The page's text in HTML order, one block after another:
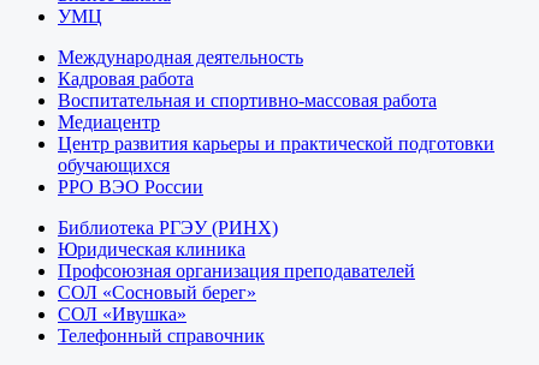
УМЦ
Международная деятельность
Кадровая работа
Воспитательная и спортивно-массовая работа
Медиацентр
Центр развития карьеры и практической подготовки
обучающихся
РРО ВЭО России
Библиотека РГЭУ (РИНХ)
Юридическая клиника
Профсоюзная организация преподавателей
СОЛ «Сосновый берег»
СОЛ «Ивушка»
Телефонный справочник